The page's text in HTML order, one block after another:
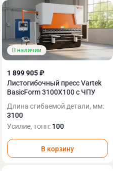
В наличии
1 899 905 ₽
Листогибочный пресс Vartek
BasicForm 3100X100 с ЧПУ
Длина сгибаемой детали, мм:
3100
Усилие, тонн: 100
В корзину